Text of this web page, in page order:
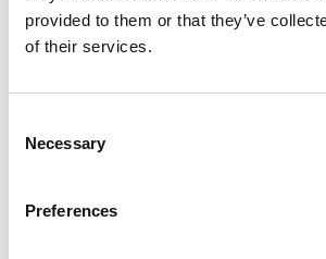
provided to them or that they’ve
of their services.
Selection
Necessary
Preferences
Læg i kurv
Vi oplever i øjeblikket store og hyppige
Derfor kan der i enkelte tilfælde være